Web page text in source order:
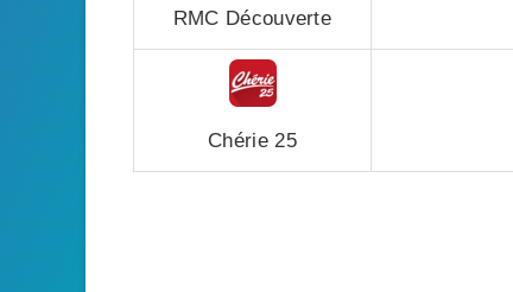
RMC Découverte
Chérie 25